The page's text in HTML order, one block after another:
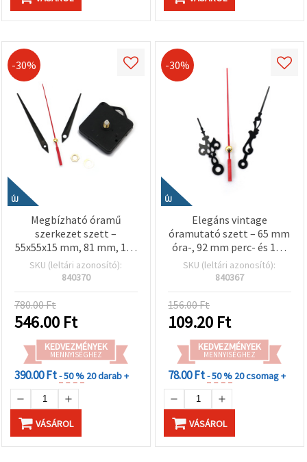
-30%
ÚJ
Megbízható óramű
szerkezet szett –
55x55x15 mm, 81 mm, 104
mm és 130 mm
mutatókkal, AA 1,5 V
SKU (leltári azonosító):
840370
780.00 Ft
546.00 Ft
KEDVEZMÉNYEK
MENNYISÉGHEZ
390.00 Ft- 50 % 20 darab +
VÁSÁROL
-30%
ÚJ
Elegáns vintage
óramutató szett – 65 mm
óra-, 92 mm perc- és 120
mm másodpercmutató
fekete színben (óra
SKU (leltári azonosító):
840367
156.00 Ft
109.20 Ft
KEDVEZMÉNYEK
MENNYISÉGHEZ
78.00 Ft- 50 % 20 csomag +
VÁSÁROL